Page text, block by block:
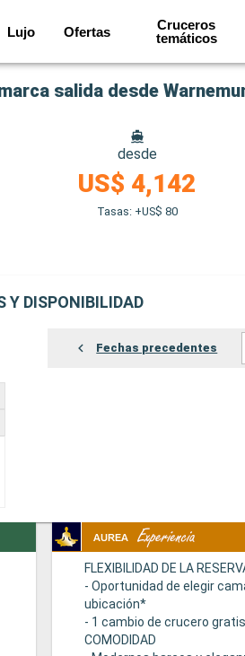
Lujo Ofertas
Cruceros
temáticos
salida desde
desde
US$ 4,142
Tasas: +US$ 80
Y DISPONIBILIDAD
Fechas precedentes
FLEXIBILIDAD DE LA
- Oportunidad de elegir
ubicación*
- 1 cambio de crucero
COMODIDAD